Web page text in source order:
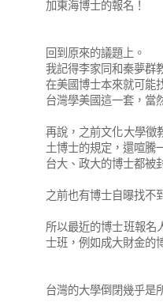
加東海博士的報名！
回到原來的議題上。
我記得李家同和秦夢群
在美國博士本來就可能
台灣學美國這一套，當
再說，之前文化大學徵
土博士的規定，還喧騰
台大、政大的博士都被
之前也有博士自曝找不
所以最近的博士班報名
士班，例如成大財金的
台灣的大學倒閉幾乎是